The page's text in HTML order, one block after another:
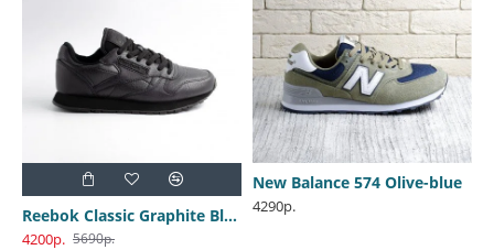
Reebok Classic Graphite Black
4200р. 5690р.
New Balance 574 Olive-blue
4290р.